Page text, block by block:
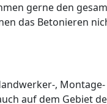
gerne den
das Betonieren
,
auf dem Gebiet